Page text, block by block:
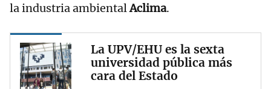
la industria ambientalAclima.
La UPV/EHU es la sexta
universidad pública más
cara del Estado